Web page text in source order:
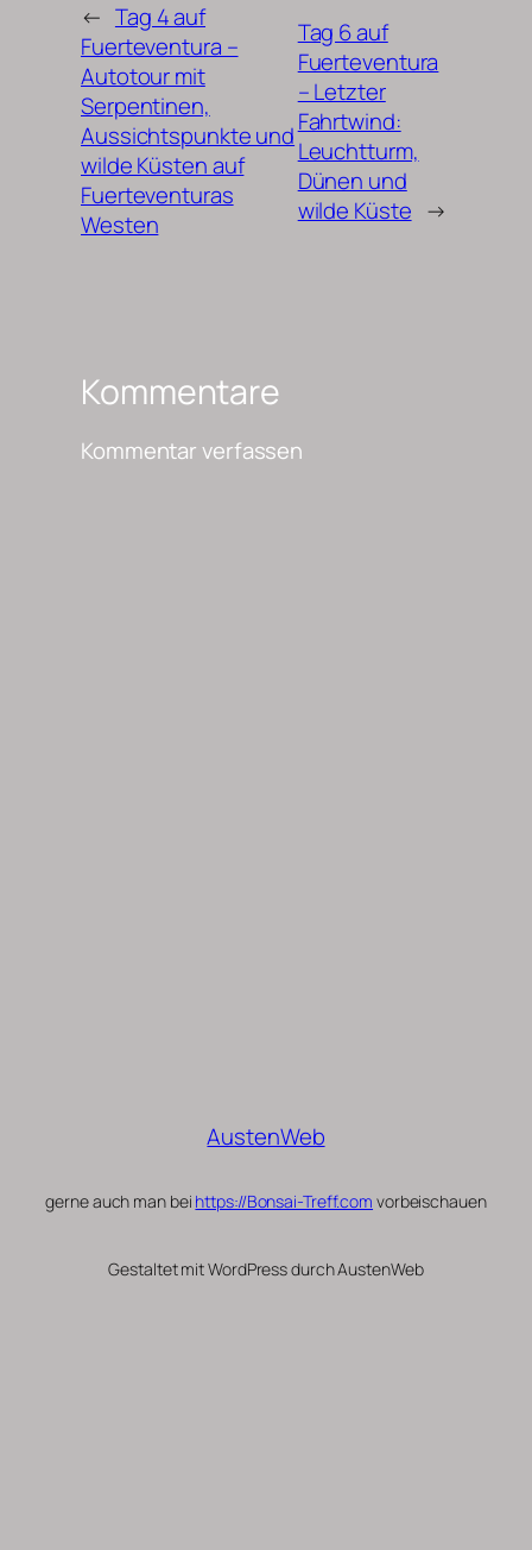
← Tag 4 auf
Fuerteventura –
Autotour mit
Serpentinen,
Aussichtspunkte und
wilde Küsten auf
Fuerteventuras
Westen
Tag 6 auf
Fuerteventura
– Letzter
Fahrtwind:
Leuchtturm,
Dünen und
wilde Küste →
Kommentare
Kommentar verfassen
AustenWeb
gerne auch man bei https://Bonsai-Treff.com vorbeischauen
Gestaltet mit WordPress durch AustenWeb